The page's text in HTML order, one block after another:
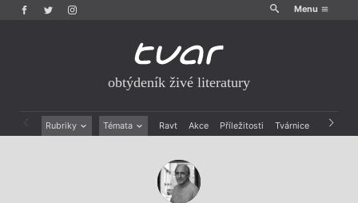
Menu
obtýdeník živé literatury
Rubriky Témata Ravt Akce Příležitosti Tvárnice Archiv